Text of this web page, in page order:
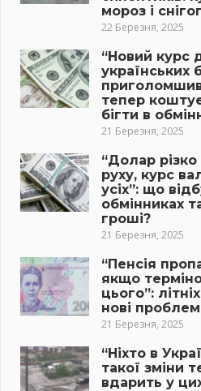
мороз і
22 Березня, 2025
“Новий курс
українських
приголомшив
тепер
бігти в
21 Березня, 2025
“Долар
руху, курс
усіх”: що
обмінниках
гроші?
21 Березня, 2025
“Пенсія
якщо
цього”:
нові
21 Березня, 2025
“Ніхто в
такої зміни
вдарить у